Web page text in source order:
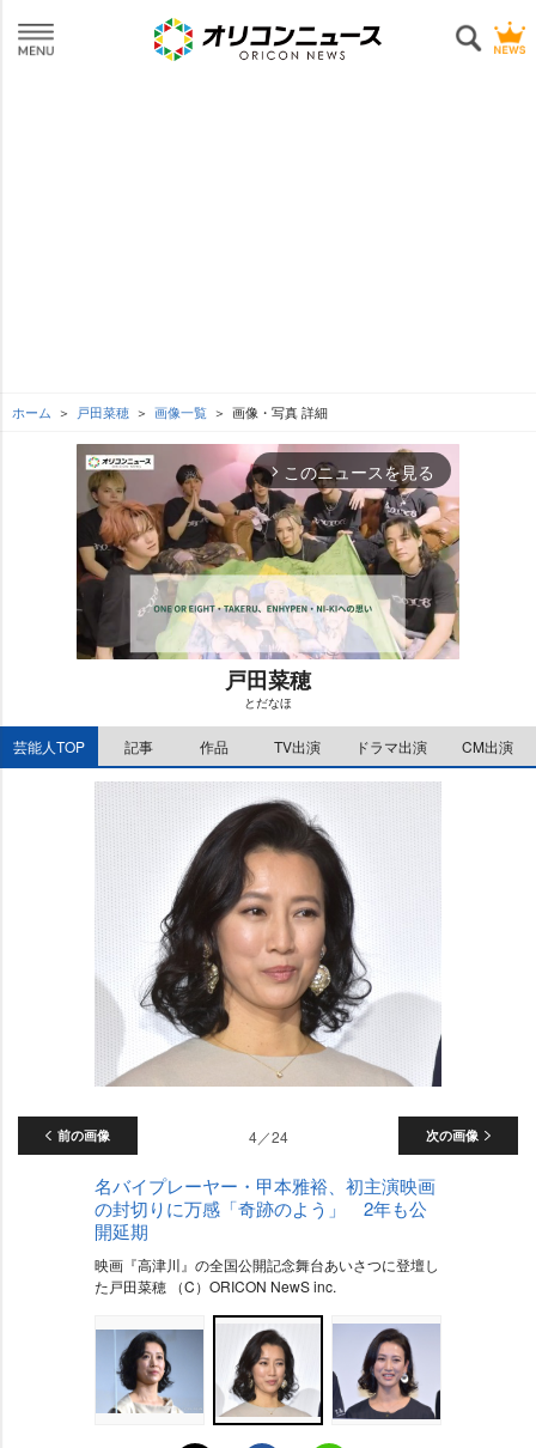
ホーム 戸田菜穂 画像一覧 画像・写真 詳細
arrow_forward_ios このニュースを見る
M
u
t
戸田菜穂
とだなほ
芸能人TOP 記事 作品 TV出演 ドラマ出演 CM出演
前の画像 次の画像
4／24
名バイプレーヤー・甲本雅裕、初主演映画
の封切りに万感「奇跡のよう」 2年も公
開延期
映画『高津川』の全国公開記念舞台あいさつに登壇し
た戸田菜穂 （C）ORICON NewS inc.